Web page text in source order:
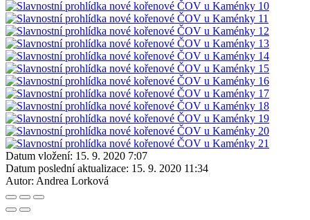
Datum vložení: 15. 9. 2020 7:07
Datum poslední aktualizace: 15. 9. 2020 11:34
Autor: Andrea Lorková